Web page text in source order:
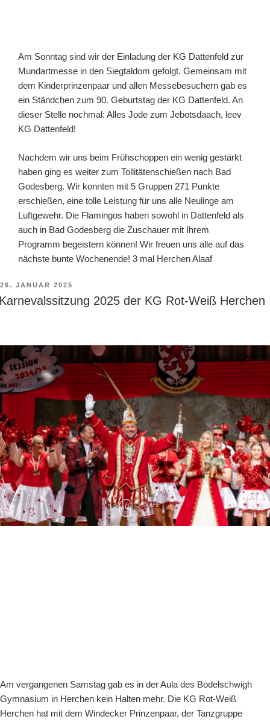
Am Sonntag sind wir der Einladung der KG Dattenfeld zur
Mundartmesse in den Siegtaldom gefolgt. Gemeinsam mit
dem Kinderprinzenpaar und allen Messebesuchern gab es
ein Ständchen zum 90. Geburtstag der KG Dattenfeld. An
dieser Stelle nochmal: Alles Jode zum Jebotsdaach, leev
KG Dattenfeld!
Nachdem wir uns beim Frühschoppen ein wenig gestärkt
haben ging es weiter zum Tollitätenschießen nach Bad
Godesberg. Wir konnten mit 5 Gruppen 271 Punkte
erschießen, eine tolle Leistung für uns alle Neulinge am
Luftgewehr. Die Flamingos haben sowohl in Dattenfeld als
auch in Bad Godesberg die Zuschauer mit Ihrem
Programm begeistern können! Wir freuen uns alle auf das
nächste bunte Wochenende! 3 mal Herchen Alaaf
VERÖFFENTLICHT
AM
26. JANUAR 2025
2025 der KG Rot-Weiß Herchen
Am vergangenen Samstag gab es in der Aula des Bodelschwigh
Gymnasium in Herchen kein Halten mehr. Die KG Rot-Weiß
Herchen hat mit dem Windecker Prinzenpaar, der Tanzgruppe